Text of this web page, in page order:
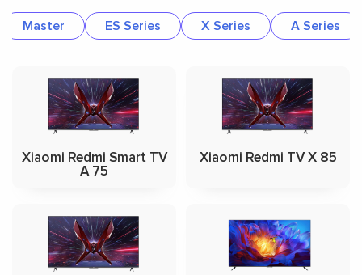
Master ES Series X Series A Series
Xiaomi Redmi Smart TV
A 75
Xiaomi Redmi TV X 85